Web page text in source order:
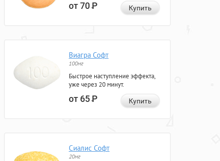
от 70Р Купить
Виагра Софт
100мг
Быстрое наступление эффекта,
уже через 20 минут.
от 65Р Купить
Сиалис Софт
20мг